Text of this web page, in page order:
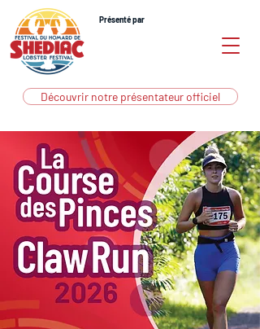
Présenté par
Découvrir notre présentateur officiel